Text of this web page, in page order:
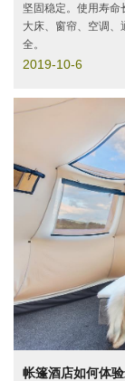
坚固稳定。使用寿
大床、窗帘、空调
全。
2019-10-6
帐篷酒店如何体